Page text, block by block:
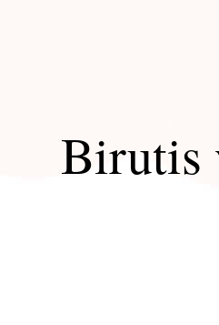
Birutis